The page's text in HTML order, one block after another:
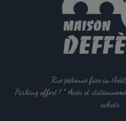
"Rue piétonne face au
Parking offert ! * Accès et
achats